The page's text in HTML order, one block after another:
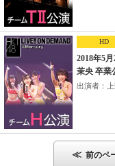
HD
2018年5
茉央 卒業
出演者：上
≪ 前のペ